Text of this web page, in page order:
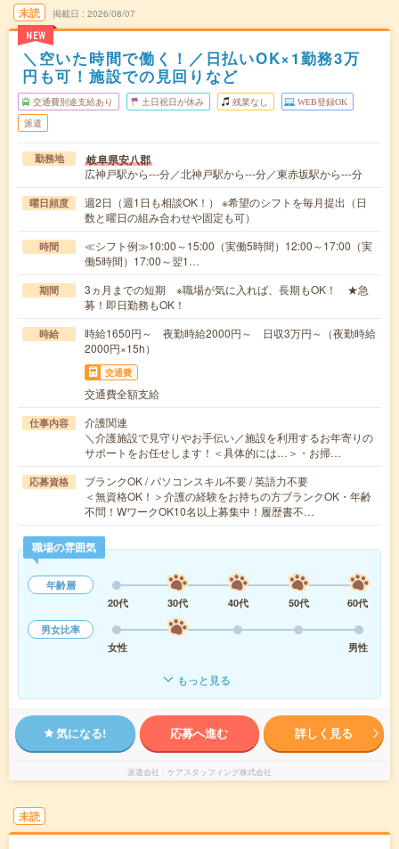
未読
NEW
掲載日 2026/08/07
＼空いた時間で働く！／日払いOK×1勤務3万
円も可！施設での見回りなど
交通費別途支給あり 土日祝日が休み 残業なし WEB登録OK
派遣
勤務地 岐阜県安八郡
広神戸駅から---分／北神戸駅から---分／東赤坂駅から---分
曜日頻度
週2日（週1日も相談OK！） ※希望のシフトを毎月提出（日
数と曜日の組み合わせや固定も可）
時間
≪シフト例≫10:00～15:00（実働5時間）12:00～17:00（実
働5時間）17:00～翌1…
期間
3ヵ月までの短期 ※職場が気に入れば、長期もOK！ ★急
募！即日勤務もOK！
時給
時給1650円～ 夜勤時給2000円～ 日収3万円～（夜勤時給
2000円×15h）
交通費
交通費全額支給
仕事内容
介護関連
＼介護施設で見守りやお手伝い／施設を利用するお年寄りの
サポートをお任せします！＜具体的には…＞・お掃…
応募資格
ブランクOK / パソコンスキル不要 / 英語力不要
＜無資格OK！＞介護の経験をお持ちの方ブランクOK・年齢
不問！WワークOK10名以上募集中！履歴書不…
職場の雰囲気
年齢層
20代
30代 40代 50代
60代
男女比率
女性
男性
もっと見る
気になる! 応募へ進む 詳しく見る
派遣会社 ケアスタッフィング株式会社
未読